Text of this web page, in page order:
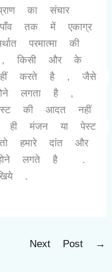
का संचार
तक में एकाग्र
परमात्मा की
, किसी और के
करते है , जैसे
लगता है ,
की आदत नहीं
ही मंजन या पेस्ट
हमारे दांत और
लगते है  .
.
Next Post →